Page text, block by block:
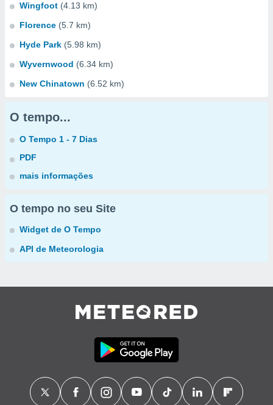
Wingfoot (4.13 km)
Florence (5.7 km)
Hyde Park (5.98 km)
Wyvernwood (6.34 km)
New Chinatown (6.52 km)
O tempo...
O Tempo 1 - 7 Dias
PDF
mais informações
O tempo no seu Site
Widget de O Tempo
API de Meteorologia